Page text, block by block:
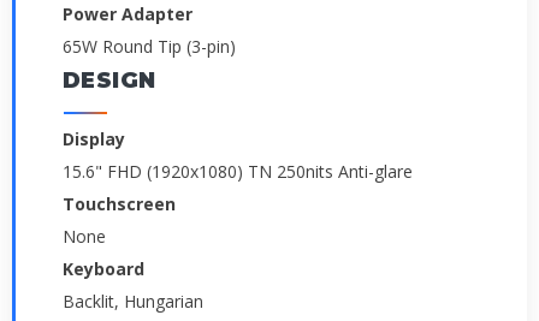
Power Adapter
65W Round Tip (3-pin)
DESIGN
Display
15.6" FHD (1920x1080) TN 250nits Anti-glare
Touchscreen
None
Keyboard
Backlit, Hungarian